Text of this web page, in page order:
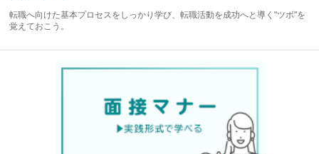
転職へ向けた基本プロセスをしっかり学び、転職活動を成功へと導く"ツボ"を
覚えておこう。